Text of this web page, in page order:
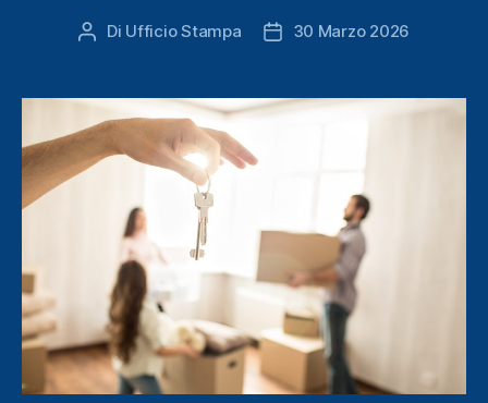
Autore
Di Ufficio Stampa
Data30 Marzo 2026